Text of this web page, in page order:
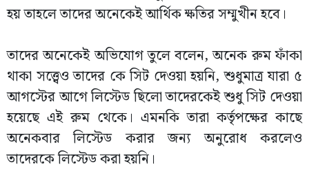
হয় তাহলে তাদের অনেকেই আর্থিক ক্ষতির সম্মুখীন হবে।
তাদের অনেকেই অভিযোগ তুলে বলেন, অনেক রুম ফাঁকা
থাকা সত্ত্বেও তাদের কে সিট দেওয়া হয়নি, শুধুমাত্র যারা ৫
আগস্টের আগে লিস্টেড ছিলো তাদেরকেই শুধু সিট দেওয়া
হয়েছে এই রুম থেকে। এমনকি তারা কর্তৃপক্ষের কাছে
অনেকবার লিস্টেড করার জন্য অনুরোধ করলেও
তাদেরকে লিস্টেড করা হয়নি।